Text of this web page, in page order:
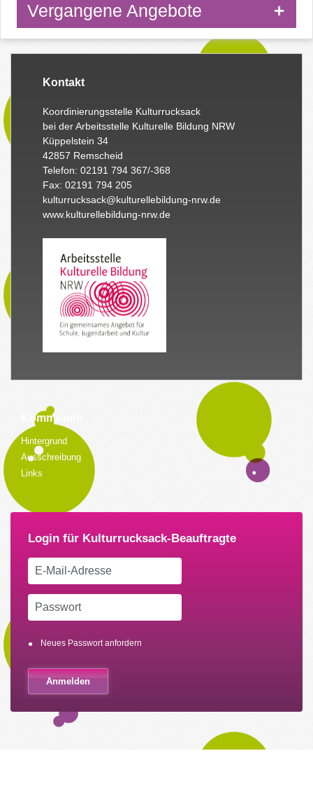
Vergangene Angebote
Kontakt
Koordinierungsstelle Kulturrucksack
bei der Arbeitsstelle Kulturelle Bildung NRW
Küppelstein 34
42857 Remscheid
Telefon: 02191 794 367/-368
Fax: 02191 794 205
kulturrucksack@kulturellebildung-nrw.de
www.kulturellebildung-nrw.de
Kommunen
Hintergrund
Ausschreibung
Links
Neues Passwort anfordern